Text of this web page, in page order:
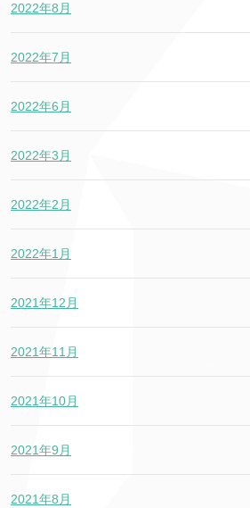
2022年8月
2022年7月
2022年6月
2022年3月
2022年2月
2022年1月
2021年12月
2021年11月
2021年10月
2021年9月
2021年8月